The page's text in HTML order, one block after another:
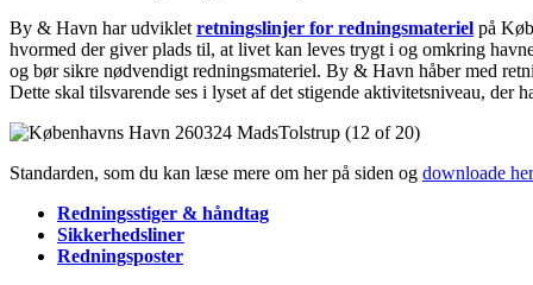
By & Havn har udviklet retningslinjer for redningsmateriel på
hvormed der giver plads til, at livet kan leves trygt i og omkring
og bør sikre nødvendigt redningsmateriel. By & Havn håber med
Dette skal tilsvarende ses i lyset af det stigende aktivitetsniveau, der
Standarden, som du kan læse mere om her på siden og downloade her
Redningsstiger & håndtag
Sikkerhedsliner
Redningsposter